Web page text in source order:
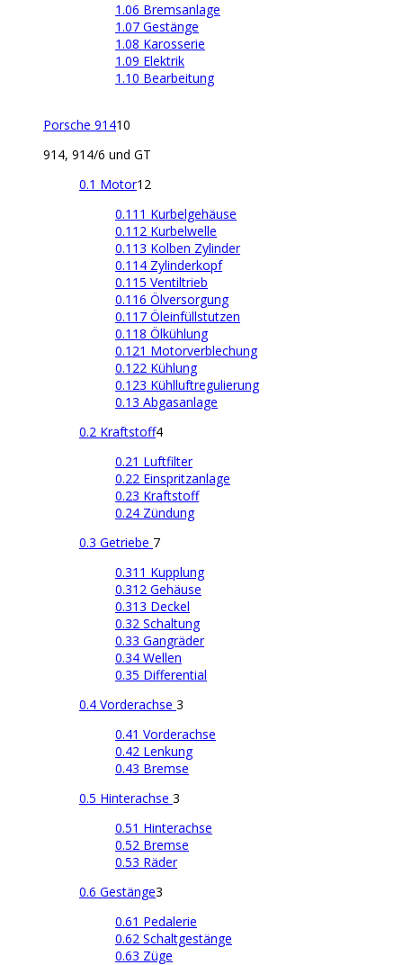
1.06 Bremsanlage
1.07 Gestänge
1.08 Karosserie
1.09 Elektrik
1.10 Bearbeitung
Porsche 91410
914, 914/6 und GT
0.1 Motor12
0.111 Kurbelgehäuse
0.112 Kurbelwelle
0.113 Kolben Zylinder
0.114 Zylinderkopf
0.115 Ventiltrieb
0.116 Ölversorgung
0.117 Öleinfüllstutzen
0.118 Ölkühlung
0.121 Motorverblechung
0.122 Kühlung
0.123 Kühlluftregulierung
0.13 Abgasanlage
0.2 Kraftstoff4
0.21 Luftfilter
0.22 Einspritzanlage
0.23 Kraftstoff
0.24 Zündung
0.3 Getriebe 7
0.311 Kupplung
0.312 Gehäuse
0.313 Deckel
0.32 Schaltung
0.33 Gangräder
0.34 Wellen
0.35 Differential
0.4 Vorderachse 3
0.41 Vorderachse
0.42 Lenkung
0.43 Bremse
0.5 Hinterachse 3
0.51 Hinterachse
0.52 Bremse
0.53 Räder
0.6 Gestänge3
0.61 Pedalerie
0.62 Schaltgestänge
0.63 Züge